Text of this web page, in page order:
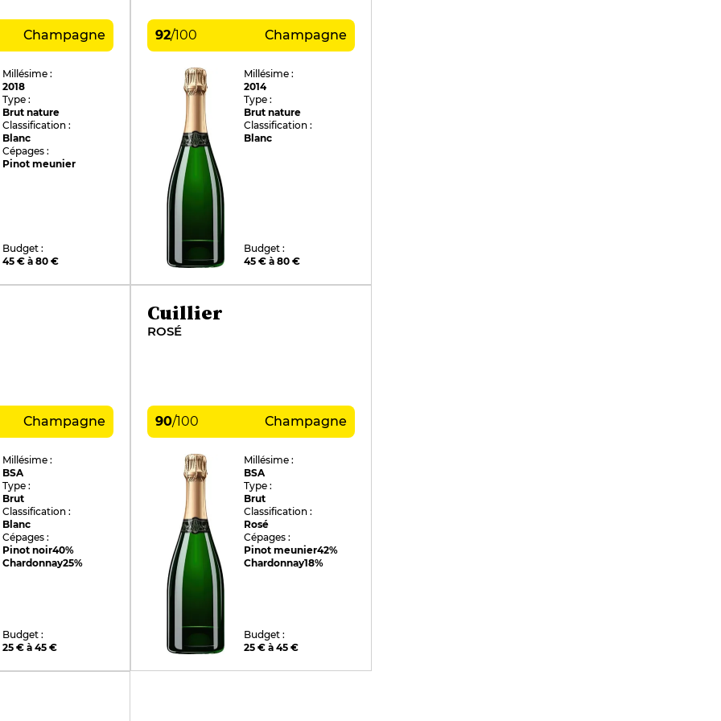
Champagne
Millésime :
2018
Type :
Brut nature
Classification :
Blanc
Cépages :
Pinot meunier
Budget :
45 € à 80 €
92/100 Champagne
Millésime :
2014
Type :
Brut nature
Classification :
Blanc
Budget :
45 € à 80 €
Champagne
Millésime :
BSA
Type :
Brut
Classification :
Blanc
Cépages :
Pinot noir40%
Chardonnay25%
Budget :
25 € à 45 €
Cuillier
ROSÉ
90/100 Champagne
Millésime :
BSA
Type :
Brut
Classification :
Rosé
Cépages :
Pinot meunier42%
Chardonnay18%
Budget :
25 € à 45 €